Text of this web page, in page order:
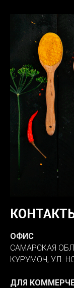
ОФИС
САМАРСКАЯ
КУРУМОЧ, УЛ.
ДЛЯ